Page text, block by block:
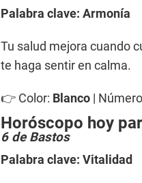
Palabra clave: Armonía
Tu salud mejora cuando
te haga sentir en calma.
👉 Color: Blanco |
Horóscopo hoy
6 de Bastos
Palabra clave: Vitalidad